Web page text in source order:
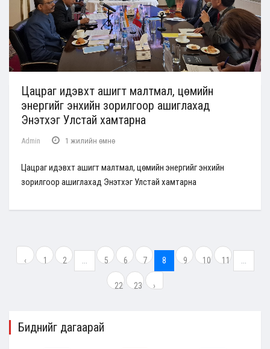
Цацраг идэвхт ашигт малтмал, цөмийн
энергийг энхийн зорилгоор ашиглахад
Энэтхэг Улстай хамтарна
Admin 1 жилийн өмнө
Цацраг идэвхт ашигт малтмал, цөмийн энергийг энхийн
зорилгоор ашиглахад Энэтхэг Улстай хамтарна
‹ 1 2 5 6 7 8 9 10 11
22 23 ›
Биднийг дагаарай